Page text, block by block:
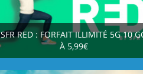
SFR RED : FORFAIT ILLIMITÉ 5G 10
À 5,99€